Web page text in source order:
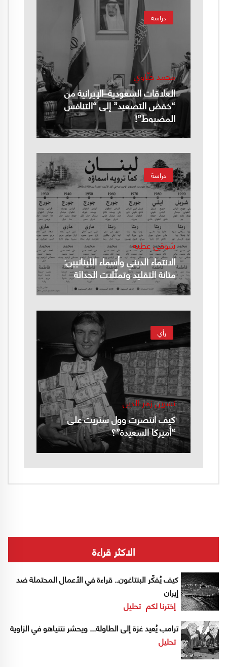
دراسة
محمد حنّاوي
العلاقات السعودية–الإيرانية من
“خفض التصعيد” إلى “التنافس
المضبوط”!
دراسة
شوقي عطيه
الانتماء الديني وأسماء اللبنانيين:
متانة التقليد وتمثّلات الحداثة
رأي
نسرين زهر الدين
كيف انتصرت وول ستريت على
“أميركا السعيدة”؟
الاكثر قراءة
كيف يُفكّر البنتاغون.. قراءة في الأعمال المحتملة ضد
إيران
إخترنا لكم تحليل
ترامب يُعيد غزة إلى الطاولة... ويحشر نتنياهو في الزاوية
تحليل